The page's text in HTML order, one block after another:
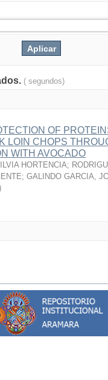
( segundos)
OF
LOIN CHOPS
WITH AVOCADO
HORTENCIA;
; GALINDO GARCIA,